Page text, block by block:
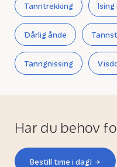
Tanntrekking Ising
Dårlig ånde
Tanngnissing
Har du behov
Bestill time i dag!